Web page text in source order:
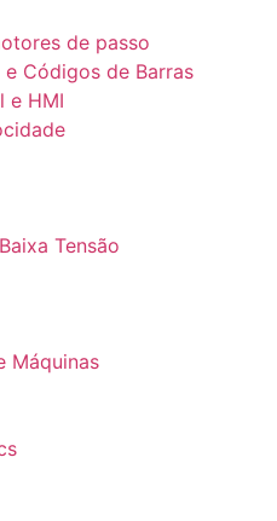
de passo
Códigos de Barras
e HMI
Tensão
Máquinas